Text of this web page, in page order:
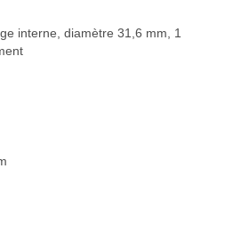
interne, diamètre 31,6 mm, 1
le départ, j'ai été très satisfait
recommandé cette enseigne
finalement acheté le même
du moteur chez Bosch dans
en raison de délais plus longs que
a été reprise en main.
nécessaire pour résoudre
de mon vélo et a su reconnaître
particulièrement le fait